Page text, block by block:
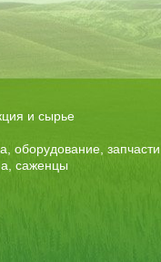
и сырье
оборудование, запчасти
саженцы